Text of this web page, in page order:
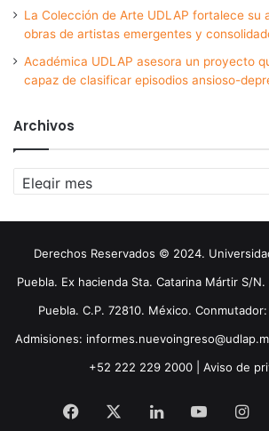
La Colección de Arte UDLAP fortalece su
obras de artistas emergentes y
Académica UDLAP asesora un proyecto
capaz de clasificar episodios ansioso-
Archivos
Archivos
Derechos Reservados © 2024.
Puebla. Ex hacienda Sta. Catarina Mártir S/
Puebla. C.P. 72810. México.
Admisiones:
+52 222 229 2000 | Aviso de
Facebook LinkedInYouTube